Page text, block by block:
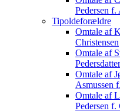
Pedersen f.
Tipoldeforældre
Omtale af
Christensen
Omtale af
Pedersdatter
Omtale af
Asmussen
Omtale af
Pedersen f.